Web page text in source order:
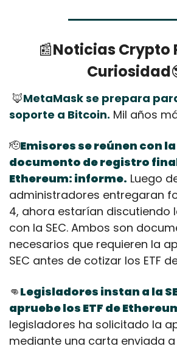
📰Noticias Crypto
Curiosidad
🦊MetaMask se prepara
soporte a Bitcoin. Mil años
🫡Emisores se reúnen con la
documento de registro final
Ethereum: informe. Luego
administradores entregaran
4, ahora estarían discutiendo
con la SEC. Ambos son
necesarios que requieren la
SEC antes de cotizar los ETF
👊Legisladores instan a la
apruebe los ETF de
legisladores ha solicitado la
mediante una carta enviada a